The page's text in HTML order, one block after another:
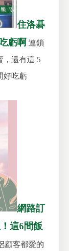
住洛碁
虧啊 連鎖
，還有這 5
好吃虧
網路訂
這6間飯
顧客都愛的